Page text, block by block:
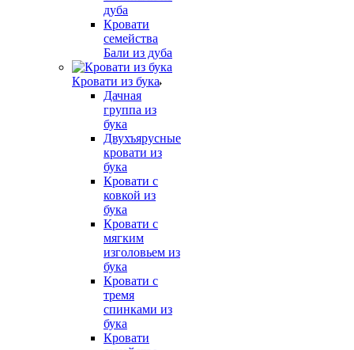
дуба
Кровати
семейства
Бали из дуба
Кровати из бука
Дачная
группа из
бука
Двухъярусные
кровати из
бука
Кровати с
ковкой из
бука
Кровати с
мягким
изголовьем из
бука
Кровати с
тремя
спинками из
бука
Кровати